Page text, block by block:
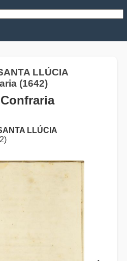
LLÚCIA
(1642)
LLÚCIA